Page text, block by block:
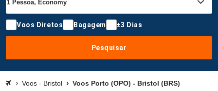
Voos Diretos Bagagem ±3 Dias
Pesquisar
Voos - Bristol Voos Porto (OPO) - Bristol (BRS)